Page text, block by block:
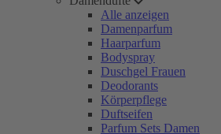
Alle anzeigen
Damenparfum
Haarparfum
Bodyspray
Duschgel Frauen
Deodorants
Körperpflege
Duftseifen
Parfum Sets Damen